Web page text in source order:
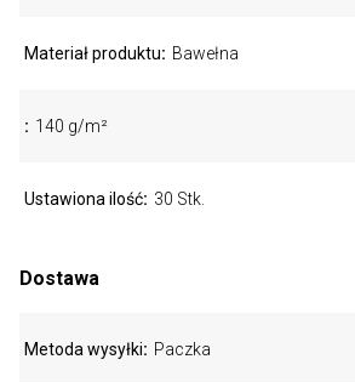
Materiał produktu Bawełna
140 g/m²
Ustawiona ilość 30 Stk.
Dostawa
Metoda wysyłki Paczka